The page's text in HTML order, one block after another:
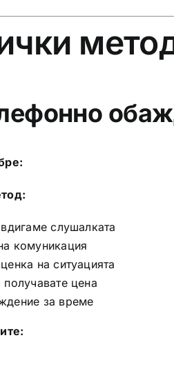
вдигаме слушалката
комуникация
на ситуацията
получавате цена
за време